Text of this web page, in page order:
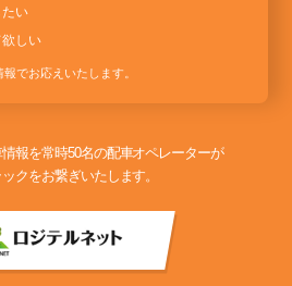
い
しい
でお応えいたします。
報を常時50名の配車オペレーターが
クをお繋ぎいたします。